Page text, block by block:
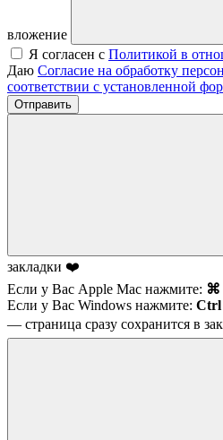
вложение
Я согласен с Политикой в
Даю Согласие на обработку
соответствии с установленной
Отправить
закладки ❤️
Если у Вас Apple Mac нажмите: ⌘
Если у Вас Windows нажмите: Ctrl
— страница сразу сохранится в